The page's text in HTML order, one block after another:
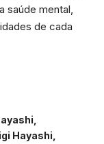
saúde mental,
de cada
Hayashi